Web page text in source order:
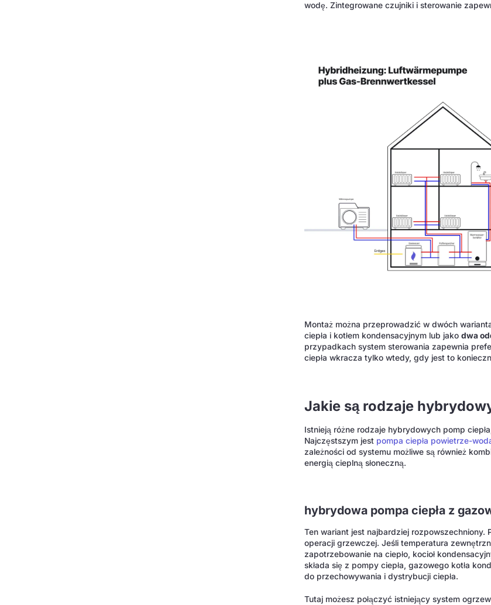
wodę. Zintegrowane czujniki i sterowanie
Montaż można przeprowadzić w dwóch
ciepła i kotłem kondensacyjnym lub jakodwa
przypadkach system sterowania zapewnia
ciepła wkracza tylko wtedy, gdy jest to
Jakie są rodzaje
Istnieją różne rodzaje hybrydowych pomp
Najczęstszym jest pompa ciepła powietrze-
zależności od systemu możliwe są również
energią cieplną słoneczną.
hybrydowa pompa ciepła z
Ten wariant jest najbardziej rozpowszechniony.
operacji grzewczej. Jeśli temperatura
zapotrzebowanie na ciepło, kocioł
składa się z pompy ciepła, gazowego kotła
do przechowywania i dystrybucji ciepła.
Tutaj możesz połączyć istniejący system